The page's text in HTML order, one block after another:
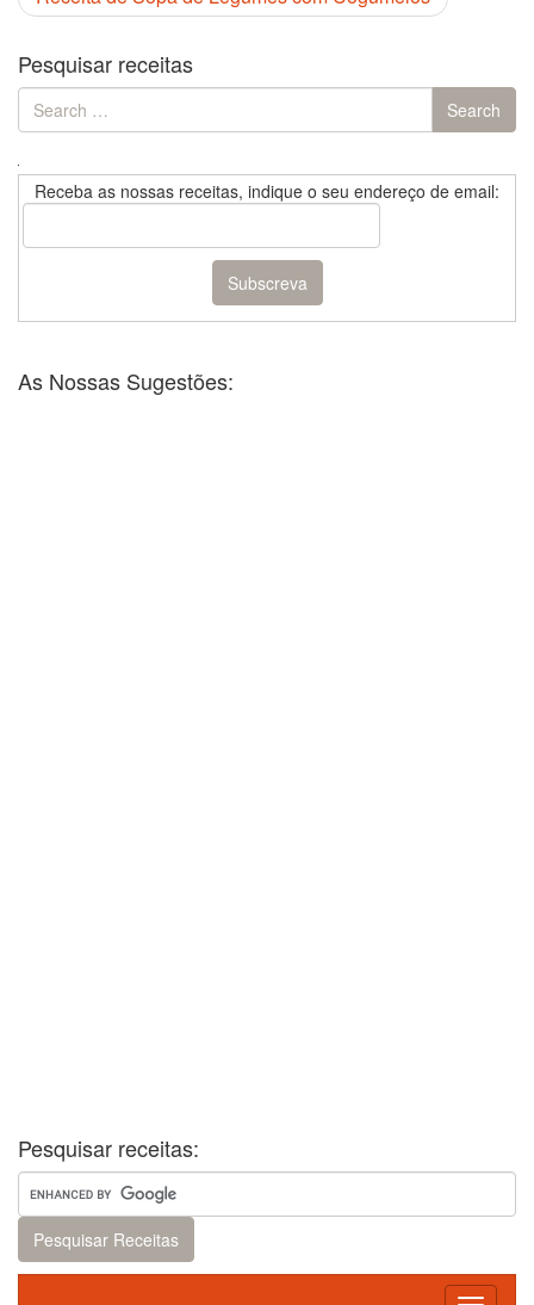
Pesquisar receitas
Search
for:
Search
Receba as nossas receitas, indique o seu endereço de email:
As Nossas Sugestões:
Pesquisar receitas: